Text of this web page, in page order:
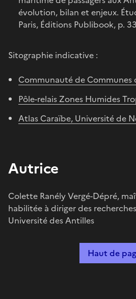
évolution, bilan et enjeux.
Paris, Éditions Publibook, p.
Sitographie indicative :
Communauté de Communes
Pôle-relais Zones Humides
Atlas Caraïbe, Université de
Autrice
Colette Ranély Vergé-Dépré,
habilitée à diriger des
Université des Antilles
Haut de